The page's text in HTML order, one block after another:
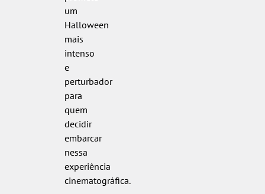
um
Halloween
mais
intenso
e
perturbador
para
quem
decidir
embarcar
nessa
experiência
cinematográfica.